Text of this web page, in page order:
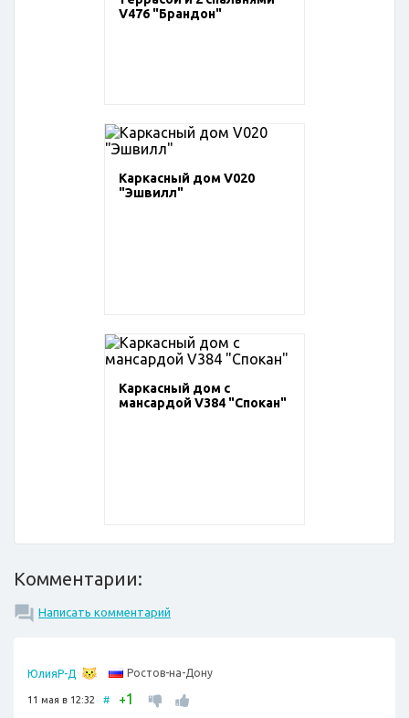
V476 "Брандон"
Каркасный дом V020
"Эшвилл"
Каркасный дом с
мансардой V384 "Спокан"
Комментарии:
Написать комментарий
ЮлияР-Д Ростов-на-Дону
11 мая в 12:32 # +1